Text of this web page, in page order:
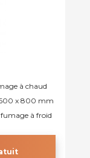
à chaud
600 x 800 mm
à froid